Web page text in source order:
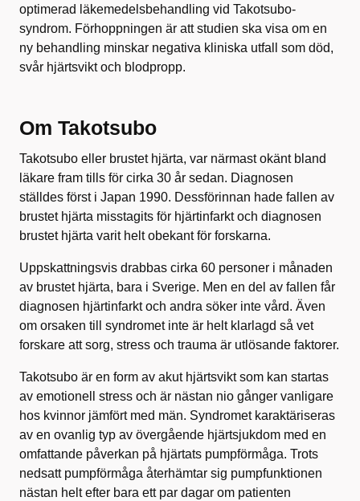
optimerad läkemedelsbehandling vid Takotsubo-
syndrom. Förhoppningen är att studien ska visa om en
ny behandling minskar negativa kliniska utfall som död,
svår hjärtsvikt och blodpropp.
Om Takotsubo
Takotsubo eller brustet hjärta, var närmast okänt bland
läkare fram tills för cirka 30 år sedan. Diagnosen
ställdes först i Japan 1990. Dessförinnan hade fallen av
brustet hjärta misstagits för hjärtinfarkt och diagnosen
brustet hjärta varit helt obekant för forskarna.
Uppskattningsvis drabbas cirka 60 personer i månaden
av brustet hjärta, bara i Sverige. Men en del av fallen får
diagnosen hjärtinfarkt och andra söker inte vård. Även
om orsaken till syndromet inte är helt klarlagd så vet
forskare att sorg, stress och trauma är utlösande faktorer.
Takotsubo är en form av akut hjärtsvikt som kan startas
av emotionell stress och är nästan nio gånger vanligare
hos kvinnor jämfört med män. Syndromet karaktäriseras
av en ovanlig typ av övergående hjärtsjukdom med en
omfattande påverkan på hjärtats pumpförmåga. Trots
nedsatt pumpförmåga återhämtar sig pumpfunktionen
nästan helt efter bara ett par dagar om patienten